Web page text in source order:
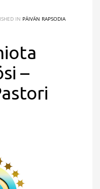
IN PÄIVÄN RAPSODIA
–